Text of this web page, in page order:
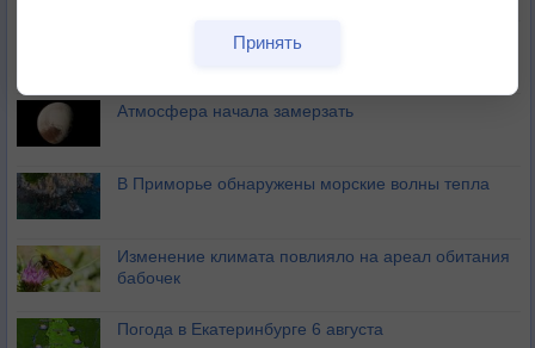
Приложение построит маршрут через тень
Атмосфера начала замерзать
В Приморье обнаружены морские волны тепла
Изменение климата повлияло на ареал обитания
бабочек
Погода в Екатеринбурге 6 августа
Принять